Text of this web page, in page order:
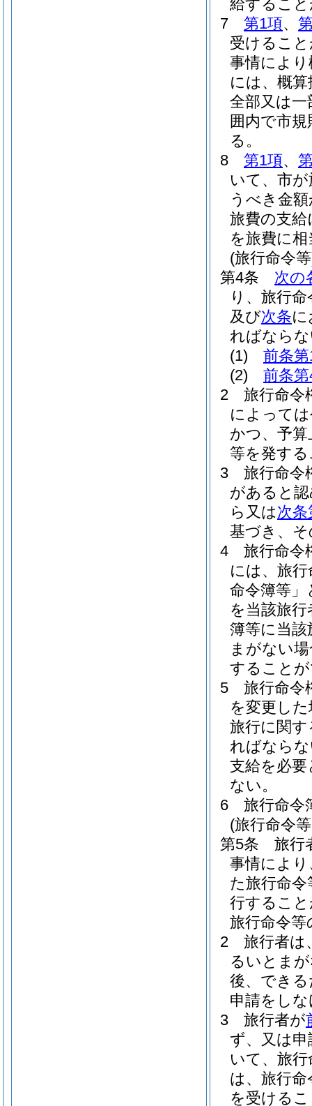
給するこ
7
第1項、
受けるこ
事情によ
には、概
全部又は
囲内で市
る。
8
第1項、
いて、市
うべき金
旅費の支給
を旅費に
(旅行命令
第4条
次の
り、旅行
及び次条に
ればなら
(1)
前条
(2)
前条
2
旅行命令
によって
かつ、予
等を発す
3
旅行命令
があると
ら又は次条
基づき、
4
旅行命令
には、旅
命令簿等」
を当該旅
簿等に当
まがない
すること
5
旅行命令
を変更し
旅行に関
ればなら
支給を必
ない。
6
旅行命令
(旅行命令
第5条
旅行
事情によ
た旅行命
行するこ
旅行命令
2
旅行者は
るいとま
後、でき
申請をし
3
旅行者が
ず、又は
いて、旅
は、旅行
を受ける